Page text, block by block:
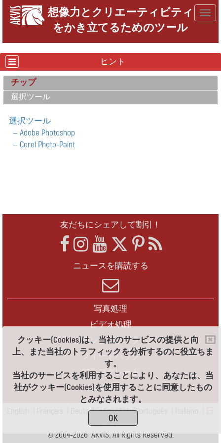
クッキー(Cookies)は、当社のサービスの提供と向
上、また当社のトラフィックを分析するのに役立ちま
す。
当社のサービスを利用することにより、あなたは、当
社がクッキー(Cookies)を使用することに同意したもの
とみなされます。
OK
想像力とクリエーティビティ
をかき立てるためのツール
ヒント
チップ
選択ツール
選択ツール
— Adobe Photoshop
— Corel Photo-Paint
友だちにシェアして割引！
ニュースを購読する
写真処理
ビデオ処理
フレームパック
フィードバック
アップグレード
連絡先
Deutsch|Español|Português
本語|Pусский
© 2004-2026 AKVIS. All Rights Reserved.